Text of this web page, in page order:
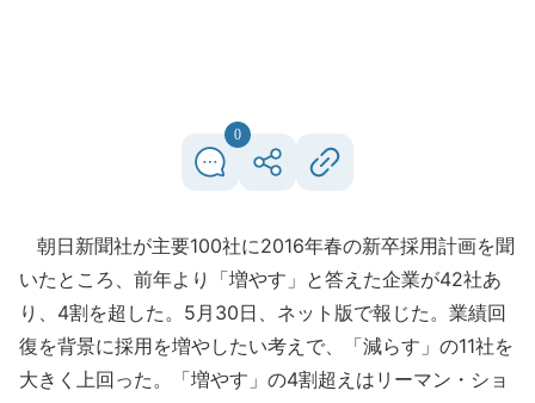
0
朝日新聞社が主要100社に2016年春の新卒採用計画を聞
いたところ、前年より「増やす」と答えた企業が42社あ
り、4割を超した。5月30日、ネット版で報じた。業績回
復を背景に採用を増やしたい考えで、「減らす」の11社を
大きく上回った。「増やす」の4割超えはリーマン・ショ